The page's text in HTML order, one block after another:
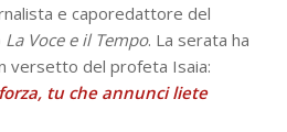
e caporedattore del
La Voce e il Tempo. La serata ha
versetto del profeta Isaia:
tu che annunci liete